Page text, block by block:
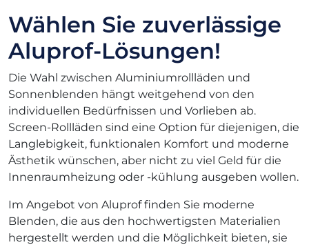
Wählen Sie zuverlässige
Aluprof-Lösungen!
Die Wahl zwischen Aluminiumrollläden und
Sonnenblenden hängt weitgehend von den
individuellen Bedürfnissen und Vorlieben ab.
Screen-Rollläden sind eine Option für diejenigen, die
Langlebigkeit, funktionalen Komfort und moderne
Ästhetik wünschen, aber nicht zu viel Geld für die
Innenraumheizung oder -kühlung ausgeben wollen.
Im Angebot von Aluprof finden Sie moderne
Blenden, die aus den hochwertigsten Materialien
hergestellt werden und die Möglichkeit bieten, sie